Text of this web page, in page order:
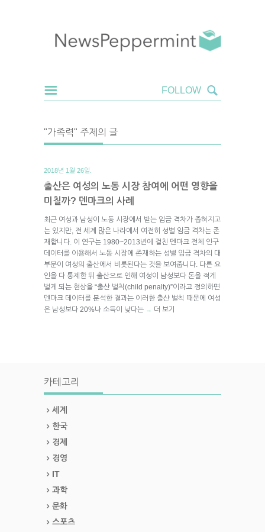
"가족력" 주제의 글
2018년 1월 26일.
출산은 여성의 노동 시장 참여에 어떤 영향을
미칠까? 덴마크의 사례
최근 여성과 남성이 노동 시장에서 받는 임금 격차가 좁혀지고
는 있지만, 전 세계 많은 나라에서 여전히 성별 임금 격차는 존
재합니다. 이 연구는 1980~2013년에 걸친 덴마크 전체 인구
데이터를 이용해서 노동 시장에 존재하는 성별 임금 격차의 대
부분이 여성의 출산에서 비롯된다는 것을 보여줍니다. 다른 요
인을 다 통제한 뒤 출산으로 인해 여성이 남성보다 돈을 적게
벌게 되는 현상을 “출산 벌칙(child penalty)”이라고 정의하면
덴마크 데이터를 분석한 결과는 이러한 출산 벌칙 때문에 여성
은 남성보다 20%나 소득이 낮다는 → 더 보기
카테고리
세계
한국
경제
경영
IT
과학
문화
스포츠